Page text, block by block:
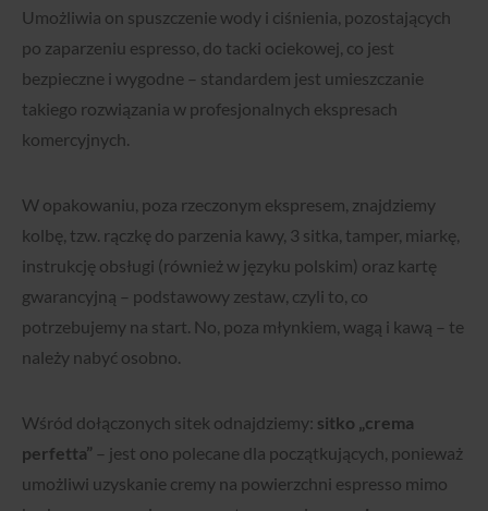
Umożliwia on spuszczenie wody i ciśnienia, pozostających
po zaparzeniu espresso, do tacki ociekowej, co jest
bezpieczne i wygodne – standardem jest umieszczanie
takiego rozwiązania w profesjonalnych ekspresach
komercyjnych.
W opakowaniu, poza rzeczonym ekspresem, znajdziemy
kolbę, tzw. rączkę do parzenia kawy, 3 sitka, tamper, miarkę,
instrukcję obsługi (również w języku polskim) oraz kartę
gwarancyjną – podstawowy zestaw, czyli to, co
potrzebujemy na start. No, poza młynkiem, wagą i kawą – te
należy nabyć osobno.
Wśród dołączonych sitek odnajdziemy: sitko „crema
perfetta” – jest ono polecane dla początkujących, ponieważ
umożliwi uzyskanie cremy na powierzchni espresso mimo